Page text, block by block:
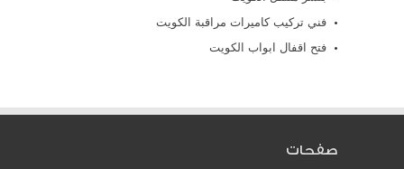
فني تركيب كاميرات مراقبة الكويت
فتح اقفال ابواب الكويت
صفحات